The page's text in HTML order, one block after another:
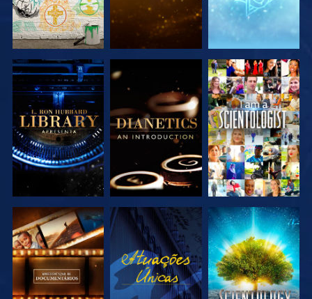
EXPLORAR A
SÉRIE
EXPLORAR A
SÉRIE
VER
EXPLORAR A
SÉRIE
VER
EXPLORAR A
SÉRIE